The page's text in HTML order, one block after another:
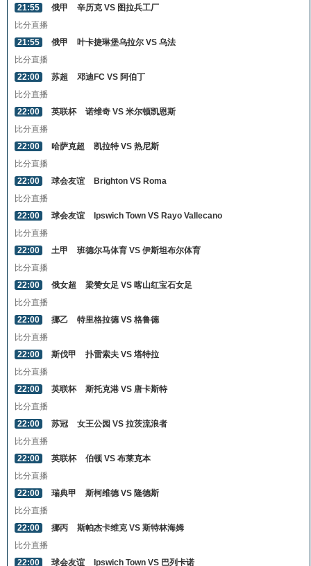
21:55
俄甲
辛历克 VS 图拉兵工厂
比分直播
21:55
俄甲
叶卡捷琳堡乌拉尔 VS 乌法
比分直播
22:00
苏超
邓迪FC VS 阿伯丁
比分直播
22:00
英联杯
诺维奇 VS 米尔顿凯恩斯
比分直播
22:00
哈萨克超
凯拉特 VS 热尼斯
比分直播
22:00
球会友谊
Brighton VS Roma
比分直播
22:00
球会友谊
Ipswich Town VS Rayo Vallecano
比分直播
22:00
土甲
班德尔马体育 VS 伊斯坦布尔体育
比分直播
22:00
俄女超
梁赞女足 VS 喀山红宝石女足
比分直播
22:00
挪乙
特里格拉德 VS 格鲁德
比分直播
22:00
斯伐甲
扑雷索夫 VS 塔特拉
比分直播
22:00
英联杯
斯托克港 VS 唐卡斯特
比分直播
22:00
苏冠
女王公园 VS 拉茨流浪者
比分直播
22:00
英联杯
伯顿 VS 布莱克本
比分直播
22:00
瑞典甲
斯柯维德 VS 隆德斯
比分直播
22:00
挪丙
斯帕杰卡维克 VS 斯特林海姆
比分直播
22:00
球会友谊
Ipswich Town VS 巴列卡诺